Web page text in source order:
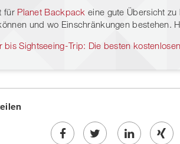
für Planet Backpack eine gute Übersicht
und wo Einschränkungen bestehen.
bis Sightseeing-Trip: Die besten